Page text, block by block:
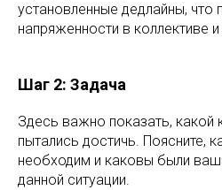
установленные дедлайны, что
напряженности в коллективе
Шаг 2: Задача
Здесь важно показать, какой
пытались достичь. Поясните,
необходим и каковы были
данной ситуации.